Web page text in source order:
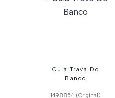
Guia Trava Do
Banco
1498854 (Original)